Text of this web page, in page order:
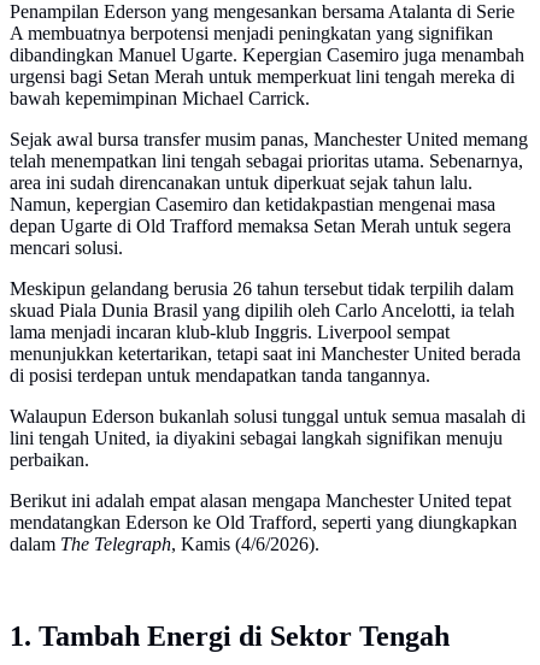
Penampilan Ederson yang mengesankan bersama Atalanta di Serie
A membuatnya berpotensi menjadi peningkatan yang signifikan
dibandingkan Manuel Ugarte. Kepergian Casemiro juga menambah
urgensi bagi Setan Merah untuk memperkuat lini tengah mereka di
bawah kepemimpinan Michael Carrick.
Sejak awal bursa transfer musim panas, Manchester United memang
telah menempatkan lini tengah sebagai prioritas utama. Sebenarnya,
area ini sudah direncanakan untuk diperkuat sejak tahun lalu.
Namun, kepergian Casemiro dan ketidakpastian mengenai masa
depan Ugarte di Old Trafford memaksa Setan Merah untuk segera
mencari solusi.
Meskipun gelandang berusia 26 tahun tersebut tidak terpilih dalam
skuad Piala Dunia Brasil yang dipilih oleh Carlo Ancelotti, ia telah
lama menjadi incaran klub-klub Inggris. Liverpool sempat
menunjukkan ketertarikan, tetapi saat ini Manchester United berada
di posisi terdepan untuk mendapatkan tanda tangannya.
Walaupun Ederson bukanlah solusi tunggal untuk semua masalah di
lini tengah United, ia diyakini sebagai langkah signifikan menuju
perbaikan.
Berikut ini adalah empat alasan mengapa Manchester United tepat
mendatangkan Ederson ke Old Trafford, seperti yang diungkapkan
dalam The Telegraph, Kamis (4/6/2026).
1. Tambah Energi di Sektor Tengah